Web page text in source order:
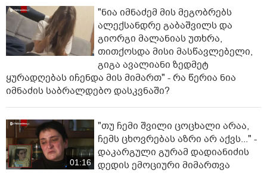
"ნია იმნაძემ მის მეგობრებს
ალექსანდრე გაბაშვილს და
გიორგი მალანიას უთხრა,
თითქოსდა მისი მასწავლებელი,
გიგა ავალიანი ზედმეტ
ყურადღებას იჩენდა მის მიმართ" - რა წერია ნია
იმნაძის საბრალდებო დასკვნაში?
01:16
"თუ ჩემი შვილი ცოცხალი არაა,
ჩემს ცხოვრებას აზრი არ აქვს..." -
დაკარგული გურამ დადიანიძის
დედის ემოციური მიმართვა